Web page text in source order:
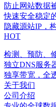
防止网站数据
快速安全稳定
隐藏源站IP，
HOT
检测、预防、
独立DNS服务
独享带宽，全
关于我们
公司介绍